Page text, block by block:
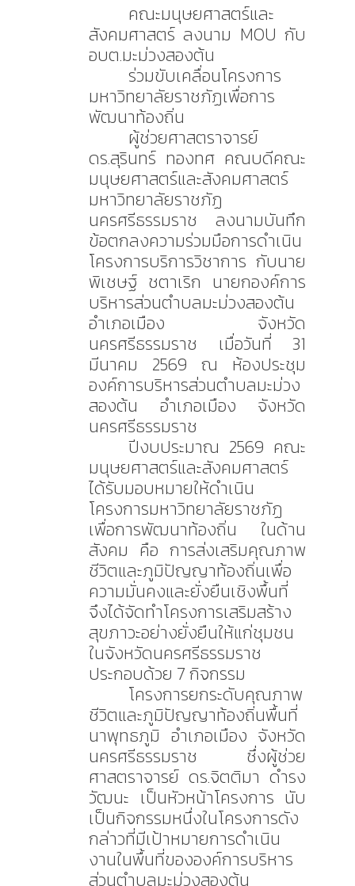
คณะมนุษยศาสตร์และ
สังคมศาสตร์ ลงนาม MOU กับ
อบต.มะม่วงสองต้น
ร่วมขับเคลื่อนโครงการ
มหาวิทยาลัยราชภัฏเพื่อการ
พัฒนาท้องถิ่น
ผู้ช่วยศาสตราจารย์
ดร.สุรินทร์ ทองทศ คณบดีคณะ
มนุษยศาสตร์และสังคมศาสตร์
มหาวิทยาลัยราชภัฏ
นครศรีธรรมราช ลงนามบันทึก
ข้อตกลงความร่วมมือการดำเนิน
โครงการบริการวิชาการ กับนาย
พิเชษฐ์ ชตาเริก นายกองค์การ
บริหารส่วนตำบลมะม่วงสองต้น
อำเภอเมือง จังหวัด
นครศรีธรรมราช เมื่อวันที่ 31
มีนาคม 2569 ณ ห้องประชุม
องค์การบริหารส่วนตำบลมะม่วง
สองต้น อำเภอเมือง จังหวัด
นครศรีธรรมราช
ปีงบประมาณ 2569 คณะ
มนุษยศาสตร์และสังคมศาสตร์
ได้รับมอบหมายให้ดำเนิน
โครงการมหาวิทยาลัยราชภัฏ
เพื่อการพัฒนาท้องถิ่น ในด้าน
สังคม คือ การส่งเสริมคุณภาพ
ชีวิตและภูมิปัญญาท้องถิ่นเพื่อ
ความมั่นคงและยั่งยืนเชิงพื้นที่
จึงได้จัดทำโครงการเสริมสร้าง
สุขภาวะอย่างยั่งยืนให้แก่ชุมชน
ในจังหวัดนครศรีธรรมราช
ประกอบด้วย 7 กิจกรรม
โครงการยกระดับคุณภาพ
ชีวิตและภูมิปัญญาท้องถิ่นพื้นที่
นาพุทธภูมิ อำเภอเมือง จังหวัด
นครศรีธรรมราช ซึ่งผู้ช่วย
ศาสตราจารย์ ดร.จิตติมา ดำรง
วัฒนะ เป็นหัวหน้าโครงการ นับ
เป็นกิจกรรมหนึ่งในโครงการดัง
กล่าวที่มีเป้าหมายการดำเนิน
งานในพื้นที่ขององค์การบริหาร
ส่วนตำบลมะม่วงสองต้น